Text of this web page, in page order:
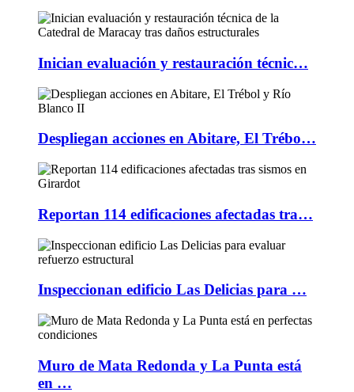
Inician evaluación y restauración técnic…
Despliegan acciones en Abitare, El Trébo…
Reportan 114 edificaciones afectadas tra…
Inspeccionan edificio Las Delicias para …
Muro de Mata Redonda y La Punta está
en …